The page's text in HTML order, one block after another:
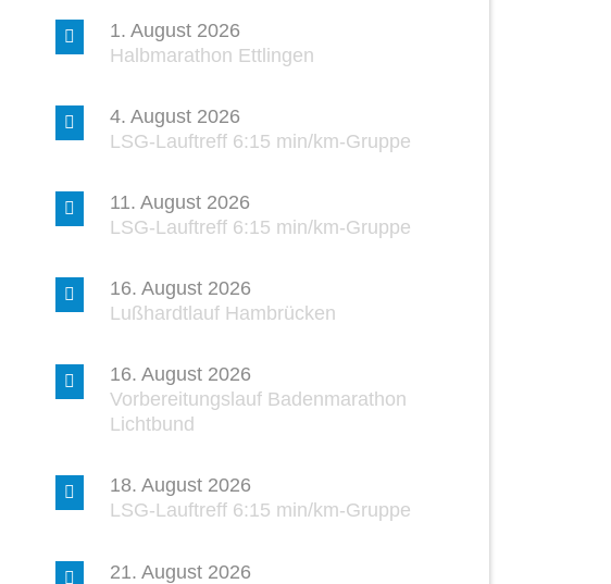
1. August 2026
Halbmarathon Ettlingen
4. August 2026
LSG-Lauftreff 6:15 min/km-Gruppe
11. August 2026
LSG-Lauftreff 6:15 min/km-Gruppe
16. August 2026
Lußhardtlauf Hambrücken
16. August 2026
Vorbereitungslauf Badenmarathon
Lichtbund
18. August 2026
LSG-Lauftreff 6:15 min/km-Gruppe
21. August 2026